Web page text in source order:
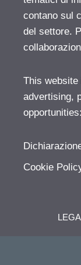
contano sul
del settore.
This
advertising,
opportunities:
Cookie